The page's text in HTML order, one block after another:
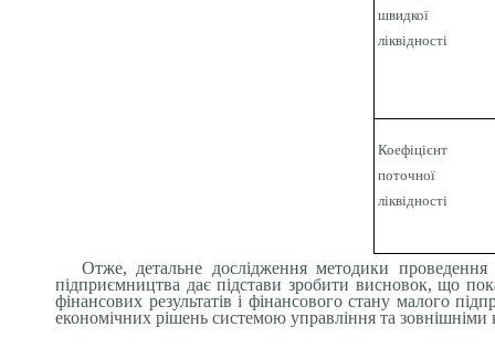
швидкої
ліквідності
Коефіцієнт
поточної
ліквідності
Отже, детальне дослідження методики проведення
підприємництва дає підстави зробити висновок, що
фінансових результатів і фінансового стану малого
економічних рішень системою управління та зовнішніми